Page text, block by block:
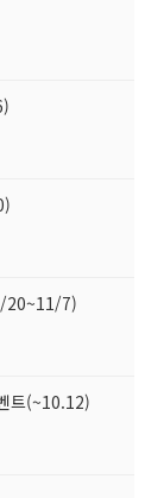
20~11/7)
트(~10.12)